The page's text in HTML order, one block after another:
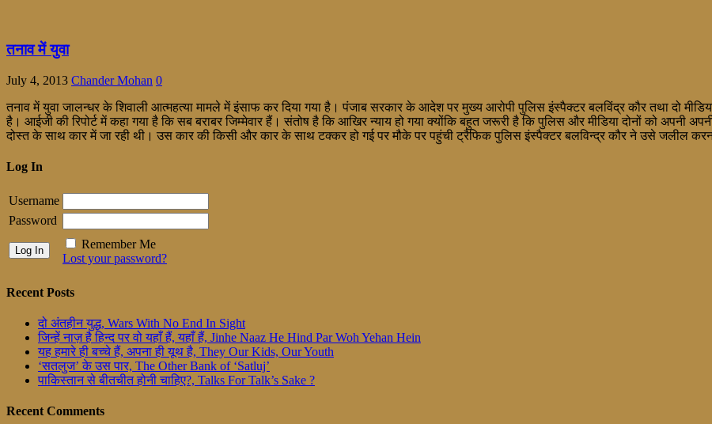
तनाव में युवा
July 4, 2013 Chander Mohan 0
तनाव में युवा जालन्धर के शिवाली आत्महत्या मामले में इंसाफ कर दिया गया है। पंजाब सरकार के आदेश पर मुख्य आरोपी पुलिस इंस्पैक्टर बलविंद्र कौर तथा दो
है। आईजी की रिपोर्ट में कहा गया है कि सब बराबर जिम्मेवार हैं। संतोष है कि आखिर न्याय हो गया क्योंकि बहुत जरूरी है कि पुलिस और मीडिया दोनों को
दोस्त के साथ कार में जा रही थी। उस कार की किसी और कार के साथ टक्कर हो गई पर मौके पर पहुंची ट्रैफिक पुलिस इंस्पैक्टर बलविन्द्र कौर ने उसे जलील
Log In
Username
Password
Remember Me
Lost your password?
Recent Posts
दो अंतहीन युद्ध, Wars With No End In Sight
जिन्हें नाज़ है हिन्द पर वो यहाँ हैं, यहाँ हैं, Jinhe Naaz He Hind Par Woh Yehan Hein
यह हमारे ही बच्चे हैं, अपना ही यूथ है, They Our Kids, Our Youth
‘सतलुज’ के उस पार, The Other Bank of ‘Satluj’
पाकिस्तान से बीतचीत होनी चाहिए?, Talks For Talk’s Sake ?
Recent Comments